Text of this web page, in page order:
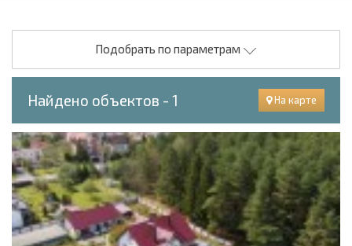
Подобрать по параметрам
Найдено объектов - 1 На карте